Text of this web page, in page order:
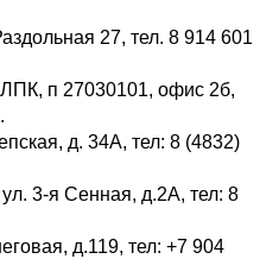
27, тел. 8 914 601
п 27030101, офис 2б,
д. 34А, тел: 8 (4832)
ул. 3-я Сенная, д.2А, тел: 8
д.119, тел: +7 904